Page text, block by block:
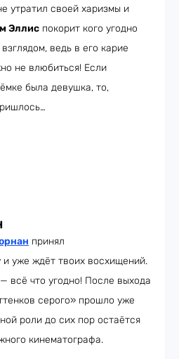
утратил своей харизмы и
Эллис покорит кого угодно
ведь в его карие
не влюбиться! Если
была девушка, то,
принял
уже ждёт твоих восхищений.
всё что угодно! После выхода
серого» прошло уже
роли до сих пор остаётся
кинематографа.